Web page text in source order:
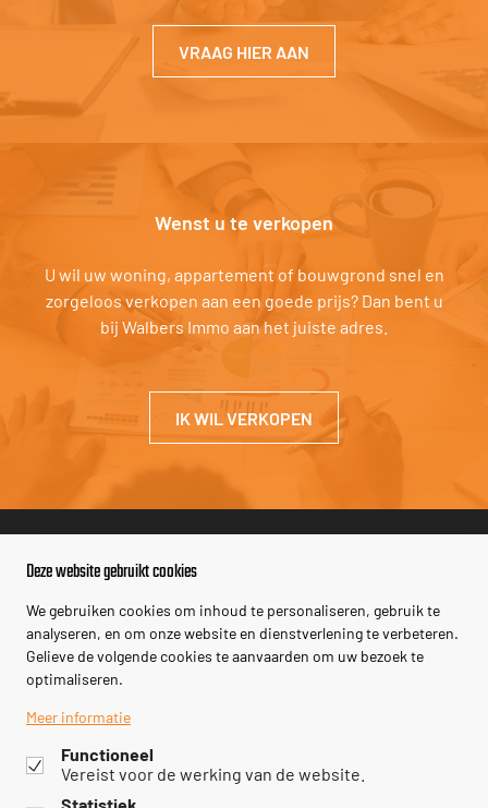
VRAAG HIER AAN
Wenst u te verkopen
U wil uw woning, appartement of bouwgrond snel en
zorgeloos verkopen aan een goede prijs? Dan bent u
bij Walbers Immo aan het juiste adres.
IK WIL VERKOPEN
CONTACTEER ONS
info@walbersimmo.be
HIER KAN U ONS VINDEN
Vraag uw gratis schatting aan
Deze website gebruikt cookies
We gebruiken cookies om inhoud te personaliseren, gebruik te
analyseren, en om onze website en dienstverlening te verbeteren.
Gelieve de volgende cookies te aanvaarden om uw bezoek te
optimaliseren.
Meer informatie
Functioneel
Vereist voor de werking van de website.
Statistiek